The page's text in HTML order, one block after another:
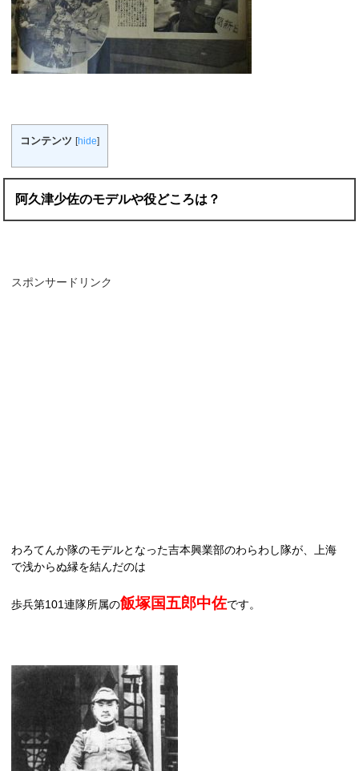
コンテンツ [hide]
阿久津少佐のモデルや役どころは？
スポンサードリンク
わろてんか隊のモデルとなった吉本興業部のわらわし隊が、上海
で浅からぬ縁を結んだのは
歩兵第101連隊所属の飯塚国五郎中佐です。